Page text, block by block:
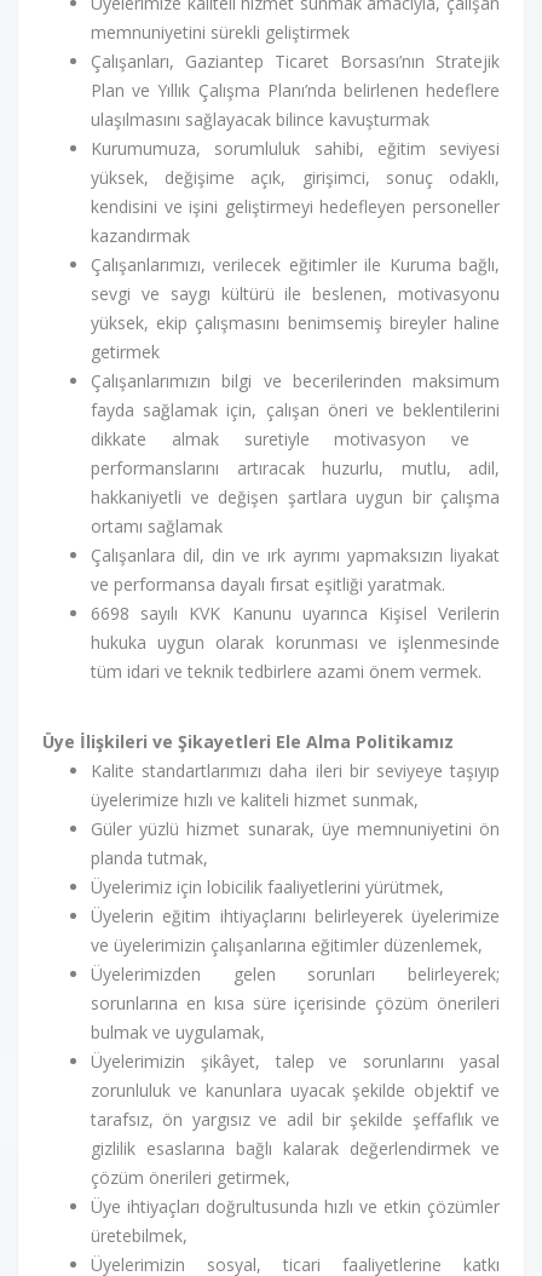
memnuniyetini sürekli geliştirmek
Çalışanları, Gaziantep Ticaret Borsası’nın Stratejik
Plan ve Yıllık Çalışma Planı’nda belirlenen hedeflere
ulaşılmasını sağlayacak bilince kavuşturmak
Kurumumuza, sorumluluk sahibi, eğitim seviyesi
yüksek, değişime açık, girişimci, sonuç odaklı,
kendisini ve işini geliştirmeyi hedefleyen personeller
kazandırmak
Çalışanlarımızı, verilecek eğitimler ile Kuruma bağlı,
sevgi ve saygı kültürü ile beslenen, motivasyonu
yüksek, ekip çalışmasını benimsemiş bireyler haline
getirmek
Çalışanlarımızın bilgi ve becerilerinden maksimum
fayda sağlamak için, çalışan öneri ve beklentilerini
dikkate almak suretiyle motivasyon ve
performanslarını artıracak huzurlu, mutlu, adil,
hakkaniyetli ve değişen şartlara uygun bir çalışma
ortamı sağlamak
Çalışanlara dil, din ve ırk ayrımı yapmaksızın liyakat
ve performansa dayalı fırsat eşitliği yaratmak.
6698 sayılı KVK Kanunu uyarınca Kişisel Verilerin
hukuka uygun olarak korunması ve işlenmesinde
tüm idari ve teknik tedbirlere azami önem vermek.
Üye İlişkileri ve Şikayetleri Ele Alma Politikamız
Kalite standartlarımızı daha ileri bir seviyeye taşıyıp
üyelerimize hızlı ve kaliteli hizmet sunmak,
Güler yüzlü hizmet sunarak, üye memnuniyetini ön
planda tutmak,
Üyelerimiz için lobicilik faaliyetlerini yürütmek,
Üyelerin eğitim ihtiyaçlarını belirleyerek üyelerimize
ve üyelerimizin çalışanlarına eğitimler düzenlemek,
Üyelerimizden gelen sorunları belirleyerek;
sorunlarına en kısa süre içerisinde çözüm önerileri
bulmak ve uygulamak,
Üyelerimizin şikâyet, talep ve sorunlarını yasal
zorunluluk ve kanunlara uyacak şekilde objektif ve
tarafsız, ön yargısız ve adil bir şekilde şeffaflık ve
gizlilik esaslarına bağlı kalarak değerlendirmek ve
çözüm önerileri getirmek,
Üye ihtiyaçları doğrultusunda hızlı ve etkin çözümler
üretebilmek,
Üyelerimizin sosyal, ticari faaliyetlerine katkı